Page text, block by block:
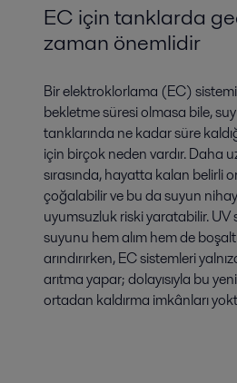
EC için tanklarda
zaman önemlidir
Bir elektroklorlama (EC)
bekletme süresi olmasa bile,
tanklarında ne kadar süre
için birçok neden vardır. Daha
sırasında, hayatta kalan belirli
çoğalabilir ve bu da suyun
uyumsuzluk riski yaratabilir. UV
suyunu hem alım hem de
arındırırken, EC sistemleri
arıtma yapar; dolayısıyla bu
ortadan kaldırma imkânları